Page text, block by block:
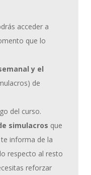
acceder a
que lo
y el
de
del curso.
simulacros que
informa de la
respecto al resto
reforzar